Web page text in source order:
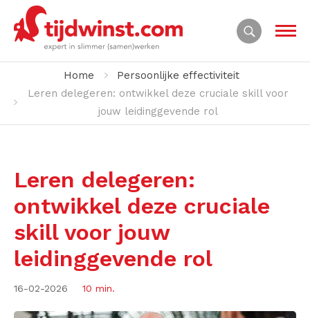
Home
Persoonlijke effectiviteit
Leren delegeren: ontwikkel deze cruciale skill voor
jouw leidinggevende rol
Leren delegeren:
ontwikkel deze cruciale
skill voor jouw
leidinggevende rol
16-02-2026 10 min.